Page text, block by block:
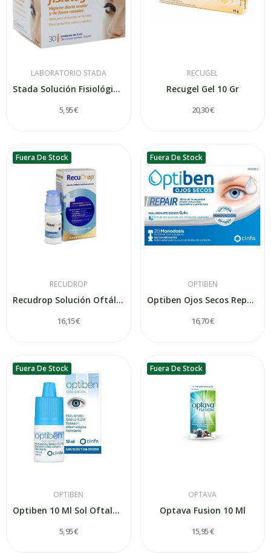
LABORATORIO STADA
Stada Solución Fisiológica 30 Monodosis
5,95 €
RECUGEL
Recugel Gel 10 Gr
20,30 €
Fuera De Stock
RECUDROP
Recudrop Solución Oftálmica Para Ojo Seco 10ml
16,15 €
Fuera De Stock
OPTIBEN
Optiben Ojos Secos Repair 20 Monodosis
16,70 €
Fuera De Stock
OPTIBEN
Optiben 10 Ml Sol Oftalmologica
5,95 €
Fuera De Stock
OPTAVA
Optava Fusion 10 Ml
15,95 €